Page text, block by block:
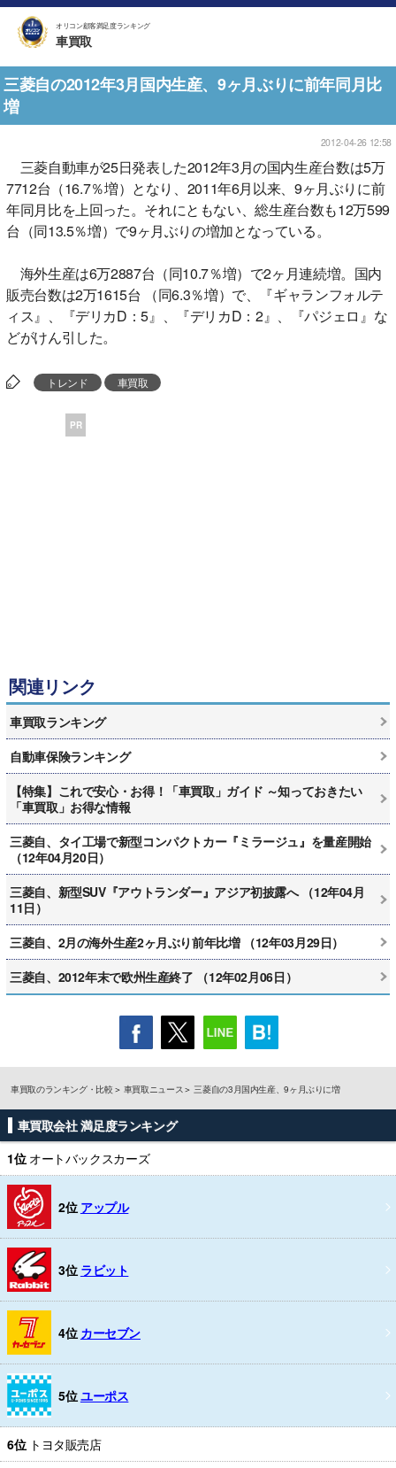
オリコン顧客満足度ランキング
車買取
三菱自の2012年3月国内生産、9ヶ月ぶりに前年同月比
増
2012-04-26 12:58
三菱自動車が25日発表した2012年3月の国内生産台数は5万
7712台（16.7％増）となり、2011年6月以来、9ヶ月ぶりに前
年同月比を上回った。それにともない、総生産台数も12万599
台（同13.5％増）で9ヶ月ぶりの増加となっている。
海外生産は6万2887台（同10.7％増）で2ヶ月連続増。国内
販売台数は2万1615台 （同6.3％増）で、『ギャランフォルテ
ィス』、『デリカD：5』、『デリカD：2』、『パジェロ』な
どがけん引した。
トレンド 車買取
PR
関連リンク
車買取ランキング
自動車保険ランキング
【特集】これで安心・お得！「車買取」ガイド ～知っておきたい
「車買取」お得な情報
三菱自、タイ工場で新型コンパクトカー『ミラージュ』を量産開始
（12年04月20日）
三菱自、新型SUV『アウトランダー』アジア初披露へ （12年04月
11日）
三菱自、2月の海外生産2ヶ月ぶり前年比増 （12年03月29日）
三菱自、2012年末で欧州生産終了 （12年02月06日）
車買取のランキング・比較 車買取ニュース 三菱自の3月国内生産、9ヶ月ぶりに増
車買取会社 満足度ランキング
1位 オートバックスカーズ
2位 アップル
3位 ラビット
4位 カーセブン
5位ユーポス
6位 トヨタ販売店